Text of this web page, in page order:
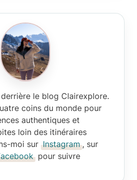
derrière le blog Clairexplore.
coins du monde pour
authentiques et
loin des itinéraires
moi sur Instagram , sur
pour suivre